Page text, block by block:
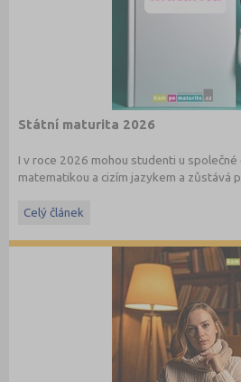
Státní maturita 2026
I v roce 2026 mohou studenti u
matematikou a cizím jazykem a zůstává
informacemi.
Celý článek